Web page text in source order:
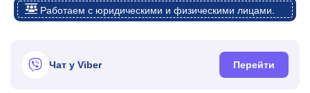
Работаем с юридическими и физическими лицами.
Чат у Viber Перейти